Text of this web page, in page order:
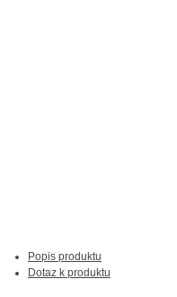
Popis produktu
Dotaz k produktu